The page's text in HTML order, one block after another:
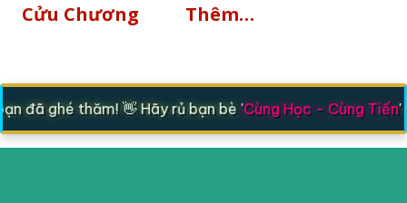
Cửu Chương Thêm…
đã ghé thăm! 👋 Hãy rủ bạn bè ' Cùng Học - Cùng Tiến'